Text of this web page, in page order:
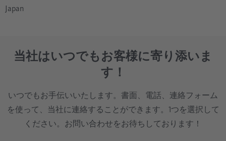
Japan
当社はいつでもお客様に寄り添いま
す！
いつでもお手伝いいたします。書面、電話、連絡フォーム
を使って、当社に連絡することができます。1つを選択して
ください。お問い合わせをお待ちしております！